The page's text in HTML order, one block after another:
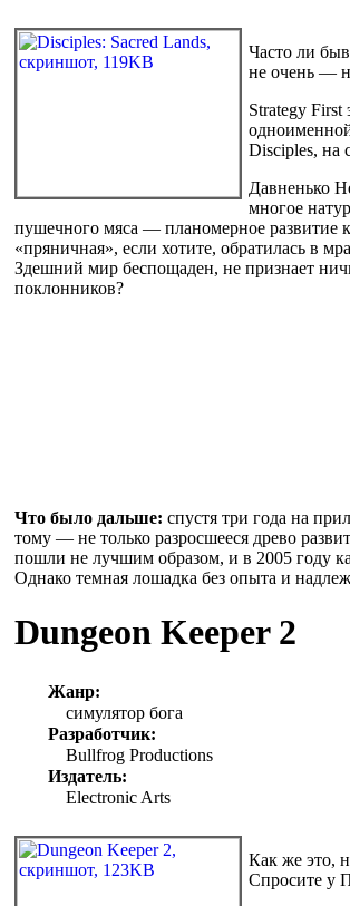
Часто ли
не очень —
Strategy First
Disciples, на
Давненько
многое
пушечного мяса — планомерное развитие
«пряничная», если хотите, обратилась в
Здешний мир беспощаден, не признает
поклонников?
Что было дальше: спустя три года на
тому — не только разросшееся древо
пошли не лучшим образом, и в 2005 году
Однако темная лошадка без опыта и
Dungeon Keeper 2
Жанр:
симулятор бога
Разработчик:
Bullfrog Productions
Издатель:
Electronic Arts
Как же это,
Спросите у